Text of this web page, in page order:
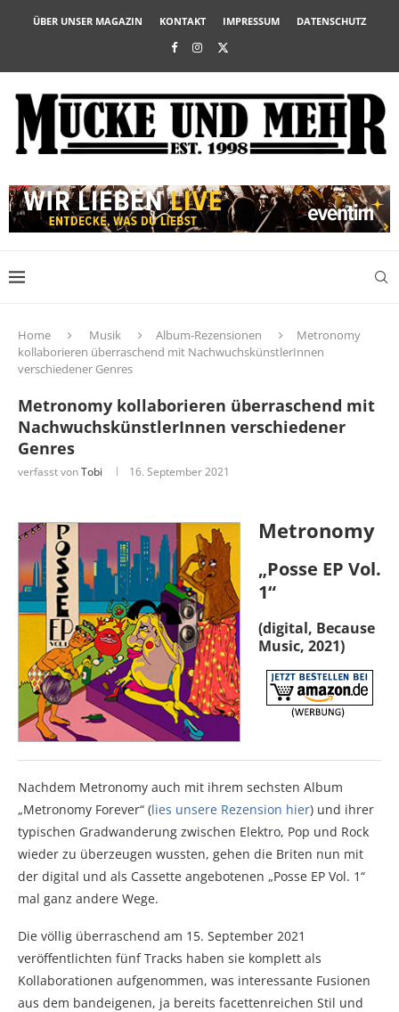
ÜBER UNSER MAGAZIN KONTAKT IMPRESSUM DATENSCHUTZ
Home Musik Album-Rezensionen
Metronomy
kollaborieren überraschend mit NachwuchskünstlerInnen
verschiedener Genres
Metronomy kollaborieren überraschend mit
NachwuchskünstlerInnen verschiedener
Genres
verfasst vonTobi 16. September 2021
Metronomy
„Posse EP Vol.
1“
(digital, Because
Music, 2021)
Nachdem Metronomy auch mit ihrem sechsten Album
„Metronomy Forever“ (lies unsere Rezension hier) und ihrer
typischen Gradwanderung zwischen Elektro, Pop und Rock
wieder zu überzeugen wussten, gehen die Briten nun mit
der digital und als Cassette angebotenen „Posse EP Vol. 1“
mal ganz andere Wege.
Die völlig überraschend am 15. September 2021
veröffentlichten fünf Tracks haben sie komplett als
Kollaborationen aufgenommen, was interessante Fusionen
aus dem bandeigenen, ja bereits facettenreichen Stil und